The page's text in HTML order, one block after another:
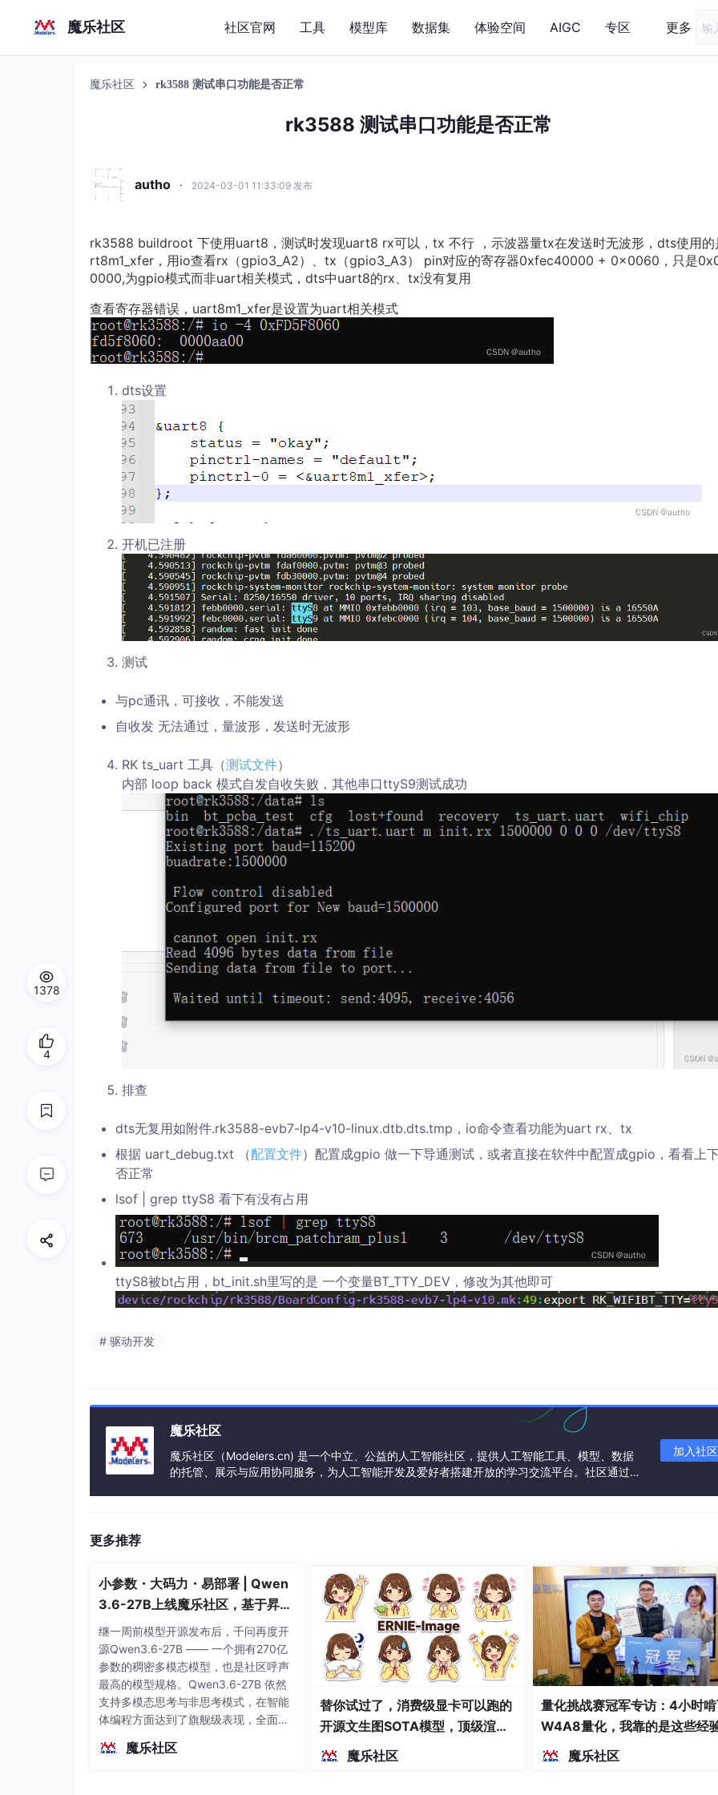
魔乐社区 社区官网 工具 模型库 数据集 体验空间 AIGC 专区 更多
魔乐社区 rk3588 测试串口功能是否正常
rk3588 测试串口功能是否正常
autho · 2024-03-01 11:33:09 发布
rk3588 buildroot 下使用uart8，测试时发现uart8 rx可以，tx 不行 ，示波器量tx在发送时无波形，dts使用的
rt8m1_xfer，用io查看rx（gpio3_A2）、tx（gpio3_A3） pin对应的寄存器0xfec40000 + 0x0060，只是
0000,为gpio模式而非uart相关模式，dts中uart8的rx、tx没有复用
查看寄存器错误，uart8m1_xfer是设置为uart相关模式
dts设置
开机已注册
测试
与pc通讯，可接收，不能发送
自收发 无法通过，量波形，发送时无波形
RK ts_uart 工具（测试文件）
内部 loop back 模式自发自收失败，其他串口ttyS9测试成功
排查
dts无复用如附件.rk3588-evb7-lp4-v10-linux.dtb.dts.tmp，io命令查看功能为uart rx、tx
根据 uart_debug.txt （配置文件）配置成gpio 做一下导通测试，或者直接在软件中配置成gpio，看看上
否正常
lsof | grep ttyS8 看下有没有占用
ttyS8被bt占用，bt_init.sh里写的是 一个变量BT_TTY_DEV，修改为其他即可
# 驱动开发
魔乐社区
魔乐社区（Modelers.cn) 是一个中立、公益的人工智能社区，提供人工智能工具、模型、数据
的托管、展示与应用协同服务，为人工智能开发及爱好者搭建开放的学习交流平台。社区通过理
加入社区
更多推荐
小参数・大码力・易部署 | Qwen
3.6-27B上线魔乐社区，基于昇腾
的部署教程来了
继一周前模型开源发布后，千问再度开
源Qwen3.6-27B —— 一个拥有270亿
参数的稠密多模态模型，也是社区呼声
最高的模型规格。Qwen3.6-27B 依然
支持多模态思考与非思考模式，在智能
体编程方面达到了旗舰级表现，全面超
（总参数397B / 激活参数17B的MoE模
魔乐社区
替你试过了，消费级显卡可以跑的
开源文生图SOTA模型，顶级渲
染、高密度文本绘图
魔乐社区
量化挑战赛冠军专访：4小时
W4A8量化，我靠的是这些经
魔乐社区
1378
4